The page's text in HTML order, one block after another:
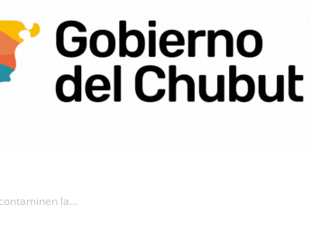
la...